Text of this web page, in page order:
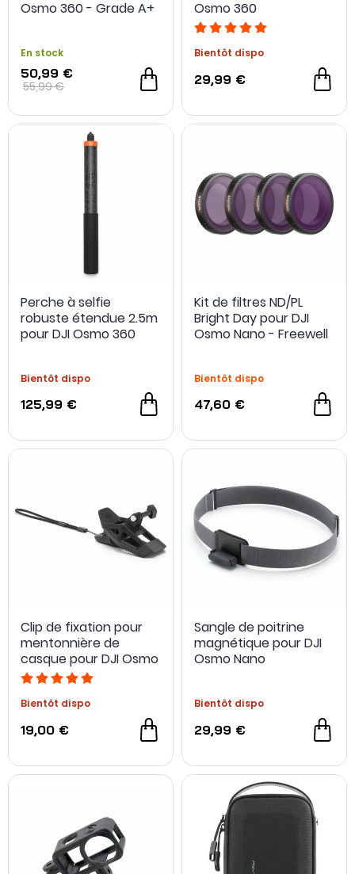
Osmo 360 - Grade A+
En stock
50,99 €
55,99 €
Osmo 360
Bientôt dispo
29,99 €
Perche à selfie
robuste étendue 2.5m
pour DJI Osmo 360
Bientôt dispo
125,99 €
Kit de filtres ND/PL
Bright Day pour DJI
Osmo Nano - Freewell
Bientôt dispo
47,60 €
Clip de fixation pour
mentonnière de
casque pour DJI Osmo
Bientôt dispo
19,00 €
Sangle de poitrine
magnétique pour DJI
Osmo Nano
Bientôt dispo
29,99 €